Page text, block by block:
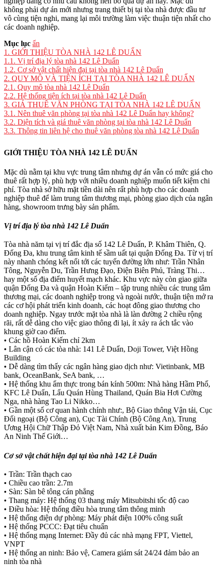
không phải dự án mới nhưng trang thiết bị tại tòa nhà được đầu tư
vô cùng tiện nghi, mang lại môi trường làm việc thuận tiện nhất cho
các doanh nghiệp.
Mục lục ẩn
1. GIỚI THIỆU TÒA NHÀ 142 LÊ DUẨN
1.1. Vị trí địa lý tòa nhà 142 Lê Duẩn
1.2. Cơ sở vật chất hiện đại tại tòa nhà 142 Lê Duẩn
2. QUY MÔ VÀ TIỆN ÍCH TẠI TÒA NHÀ 142 LÊ DUẨN
2.1. Quy mô tòa nhà 142 Lê Duẩn
2.2. Hệ thống tiện ích tại tòa nhà 142 Lê Duẩn
3. GIÁ THUÊ VĂN PHÒNG TẠI TÒA NHÀ 142 LÊ DUẨN
3.1. Nên thuê văn phòng tại tòa nhà 142 Lê Duẩn hay không?
3.2. Diện tích và giá thuê văn phòng tại tòa nhà 142 Lê Duẩn
3.3. Thông tin liên hệ cho thuê văn phòng tòa nhà 142 Lê Duẩn
GIỚI THIỆU TÒA NHÀ 142 LÊ DUẨN
Mặc dù nằm tại khu vực trung tâm nhưng dự án vẫn có mức giá cho
thuê rất hợp lý, phù hợp với nhiều doanh nghiệp muốn tiết kiệm chi
phí. Tòa nhà sở hữu mặt tiền dài nên rất phù hợp cho các doanh
nghiệp thuê để làm trung tâm thương mại, phòng giao dịch của ngân
hàng, showroom trưng bày sản phẩm.
Vị trí địa lý tòa nhà 142 Lê Duẩn
Tòa nhà năm tại vị trí đắc địa số 142 Lê Duẩn, P. Khâm Thiên, Q.
Đống Đa, khu trung tâm kinh tế sầm uất tại quận Đống Đa. Từ vị trí
này nhanh chóng kết nối tới các tuyến đường lớn như: Trần Nhân
Tông, Nguyễn Du, Trần Hưng Đạo, Điện Biên Phủ, Tràng Thi…
hay một số địa điểm huyết mạch khác. Khu vực này còn giao giữa
quận Đống Đa và quận Hoàn Kiếm – tập trung nhiều các trung tâm
thương mại, các doanh nghiệp trong và ngoài nước, thuận tiện mở ra
các cơ hội phát triển kinh doanh, các hoạt đông giao thương cho
doanh nghiệp. Ngay trước mặt tòa nhà là làn đường 2 chiều rộng
rãi, rất dễ dàng cho việc giao thông đi lại, ít xảy ra ách tắc vào
khung giờ cao điểm.
• Các hồ Hoàn Kiếm chỉ 2km
• Lân cận có các tòa nhà: 141 Lê Duẩn, Doji Tower, Việt Hồng
Building
• Dễ dàng tìm thấy các ngân hàng giao dịch như: Vietinbank, MB
bank, OceanBank, SeA bank, …
• Hệ thống khu ẩm thực trong bán kính 500m: Nhà hàng Hầm Phố,
KFC Lê Duẩn, Lẩu Quán Hùng Thailand, Quán Bia Hơi Cường
Nga, nhà hàng Tao Li Nikko…
• Gần một số cơ quan hành chính như:, Bộ Giao thông Vận tải, Cục
Đối ngoại (Bộ Công an), Cục Tài Chính (Bộ Công An), Trung
Ương Hội Chữ Thập Đỏ Việt Nam, Nhà xuất bản Kim Đồng, Báo
An Ninh Thế Giới…
Cơ sở vật chất hiện đại tại tòa nhà 142 Lê Duẩn
• Trần: Trần thạch cao
• Chiều cao trần: 2.7m
• Sàn: Sàn bê tông cán phẳng
• Thang máy: Hệ thống 03 thang máy Mitsubitshi tốc độ cao
• Điều hòa: Hệ thống điều hòa trung tâm thông minh
• Hệ thống điện dự phòng: Máy phát điện 100% công suất
• Hệ thống PCCC: Đạt tiêu chuẩn
• Hệ thống mạng Internet: Đầy đủ các nhà mạng FPT, Viettel,
VNPT
• Hệ thống an ninh: Bảo vệ, Camera giám sát 24/24 đảm bảo an
ninh tòa nhà